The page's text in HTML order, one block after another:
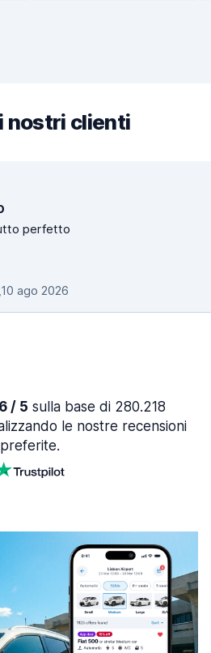
nostri clienti
perfetto
,10 ago 2026
/ 5 sulla base di 280.218
le nostre recensioni
preferite.